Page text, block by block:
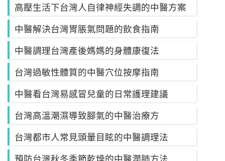
高壓生活下台灣人自律神經失調的中醫方案
中醫解決台灣胃脹氣問題的飲食指南
中醫調理台灣產後媽媽的身體康復法
台灣過敏性體質的中醫穴位按摩指南
中醫看台灣易感冒兒童的日常護理建議
台灣高溫潮濕導致腳氣的中醫治療方
台灣都市人常見頭暈目眩的中醫調理法
預防台灣秋冬季節乾燥的中醫潤肺方法